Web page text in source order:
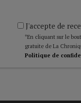
J'accepte de
*En cliquant sur le
gratuite de La
Politique de